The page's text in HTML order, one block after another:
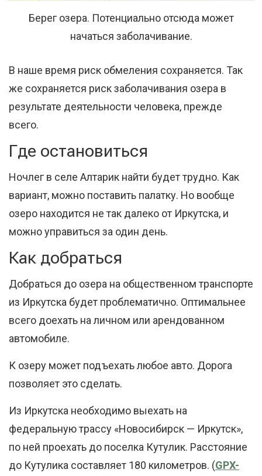
Берег озера. Потенциально отсюда может
начаться заболачивание.
В наше время риск обмеления сохраняется. Так
же сохраняется риск заболачивания озера в
результате деятельности человека, прежде
всего.
Где остановиться
Ночлег в селе Алтарик найти будет трудно. Как
вариант, можно поставить палатку. Но вообще
озеро находится не так далеко от Иркутска, и
можно управиться за один день.
Как добраться
Добраться до озера на общественном транспорте
из Иркутска будет проблематично. Оптимальнее
всего доехать на личном или арендованном
автомобиле.
К озеру может подъехать любое авто. Дорога
позволяет это сделать.
Из Иркутска необходимо выехать на
федеральную трассу «Новосибирск — Иркутск»,
по ней проехать до поселка Кутулик. Расстояние
до Кутулика составляет 180 километров. (GPX-